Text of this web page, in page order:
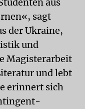
sagt
der Ukraine,
und
Magisterarbeit
und lebt
erinnert sich